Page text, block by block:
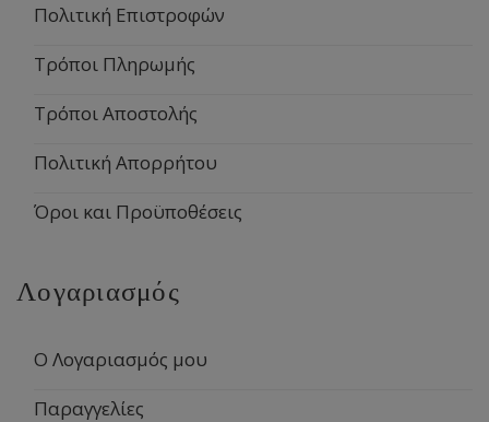
Πολιτική Επιστροφών
Τρόποι Πληρωμής
Τρόποι Αποστολής
Πολιτική Απορρήτου
Όροι και Προϋποθέσεις
Λογαριασμός
Ο Λογαριασμός μου
Παραγγελίες